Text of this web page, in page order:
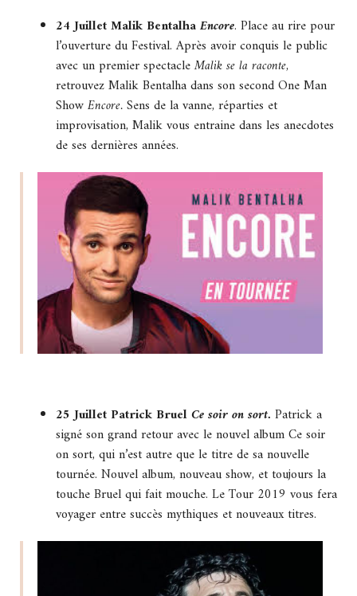
24 Juillet Malik BentalhaEncore. Place au rire pour
l’ouverture du Festival. Après avoir conquis le public
avec un premier spectacleMalik se la raconte,
retrouvez Malik Bentalha dans son second One Man
ShowEncore.Sens de la vanne, réparties et
improvisation, Malik vous entraine dans les anecdotes
de ses dernières années.
25 Juillet Patrick BruelCe soir on sort. Patrick a
signé son grand retour avec le nouvel album Ce soir
on sort, qui n’est autre que le titre de sa nouvelle
tournée. Nouvel album, nouveau show, et toujours la
touche Bruel qui fait mouche. Le Tour 2019 vous fera
voyager entre succès mythiques et nouveaux titres.